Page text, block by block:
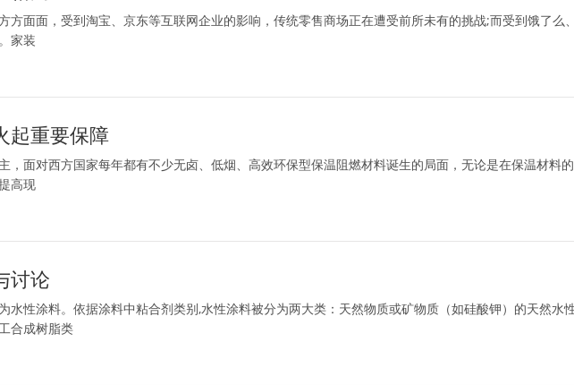
方面面，受到淘宝、京东等互联网企业的影响，传统零售商场正在遭受前所未有的挑战;而受到饿了么
家装
起重要保障
，面对西方国家每年都有不少无卤、低烟、高效环保型保温阻燃材料诞生的局面，无论是在保温材料
高现
讨论
水性涂料。依据涂料中粘合剂类别,水性涂料被分为两大类：天然物质或矿物质（如硅酸钾）的天然水
合成树脂类